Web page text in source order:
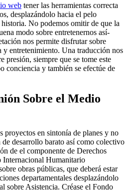
web tener las herramientas correcta
desplazándolo hacia el pelo
No podemos omitir de que la
modo sobre entretenernos así­
nos permite disfrutar sobre
y entretenimiento. Una traducción nos
presión, siempre que se tome este
conciencia y también se efectúe de
Sobre el Medio
proyectos en sintonía de planes y no
desarrollo barato así­ como colectivo
de el componente de Derechos
Internacional Humanitario
obras públicas, que deberá estar
departamentales desplazándolo
sobre Asistencia. Créase el Fondo